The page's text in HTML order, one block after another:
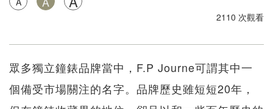
2110 次觀看
眾多獨立鐘錶品牌當中，F.P Journe可謂其中一
個備受市場關注的名字。品牌歷史雖短短20年，